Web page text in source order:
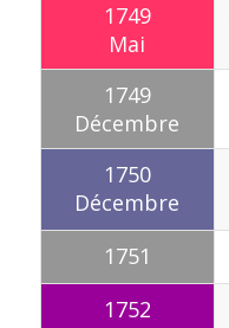
1749
Mai
1749
Décembre
1750
Décembre
1751
1752